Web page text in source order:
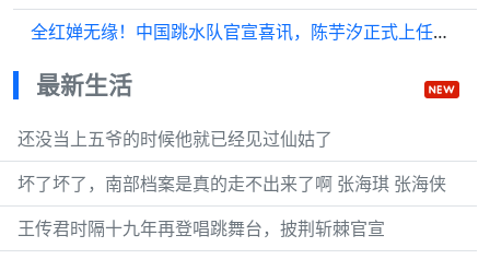
全红婵无缘！中国跳水队官宣喜讯，陈芋汐正式上任，承担新岗位
最新生活
还没当上五爷的时候他就已经见过仙姑了
坏了坏了，南部档案是真的走不出来了啊 张海琪 张海侠
王传君时隔十九年再登唱跳舞台，披荆斩棘官宣